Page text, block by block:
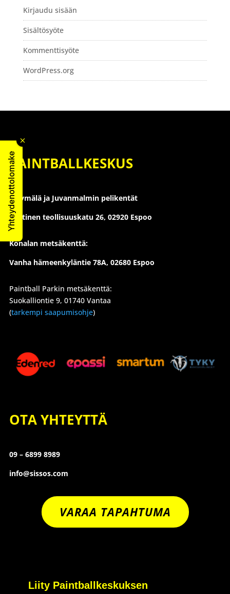
Yhteydenottolomake
Kirjaudu sisään
Sisältösyöte
Kommenttisyöte
WordPress.org
PAINTBALLKESKUS
Myymälä ja Juvanmalmin pelikentät
Läntinen teollisuuskatu 26, 02920 Espoo
Konalan metsäkenttä:
Vanha hämeenkyläntie 78A, 02680 Espoo
Paintball Parkin metsäkenttä:
Suokalliontie 9, 01740 Vantaa
(tarkempi saapumisohje)
OTA YHTEYTTÄ
09 – 6899 8989
info@sissos.com
VARAA TAPAHTUMA
Liity Paintballkeskuksen